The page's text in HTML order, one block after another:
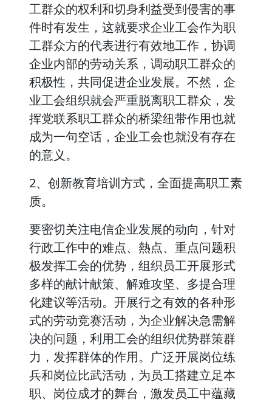
工群众的权利和切身利益受到侵害的事
件时有发生，这就要求企业工会作为职
工群众方的代表进行有效地工作，协调
企业内部的劳动关系，调动职工群众的
积极性，共同促进企业发展。不然，企
业工会组织就会严重脱离职工群众，发
挥党联系职工群众的桥梁纽带作用也就
成为一句空话，企业工会也就没有存在
的意义。
2、创新教育培训方式，全面提高职工素
质。
要密切关注电信企业发展的动向，针对
行政工作中的难点、熱点、重点问题积
极发挥工会的优势，组织员工开展形式
多样的献计献策、解难攻坚、多提合理
化建议等活动。开展行之有效的各种形
式的劳动竞赛活动，为企业解决急需解
决的问题，利用工会的组织优势群策群
力，发挥群体的作用。广泛开展岗位练
兵和岗位比武活动，为员工搭建立足本
职、岗位成才的舞台，激发员工中蕴藏